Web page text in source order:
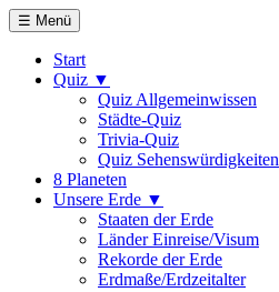
☰ Menü
Start
Quiz ▼
Quiz Allgemeinwissen
Städte-Quiz
Trivia-Quiz
Quiz Sehenswürdigkeiten
8 Planeten
Unsere Erde ▼
Staaten der Erde
Länder Einreise/Visum
Rekorde der Erde
Erdmaße/Erdzeitalter